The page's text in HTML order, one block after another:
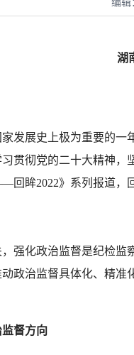
编辑
湖
家发展史上极为重要的
贯彻党的二十大精神
回眸2022》系列报道，
强化政治监督是纪检监
政治监督具体化、精
督方向